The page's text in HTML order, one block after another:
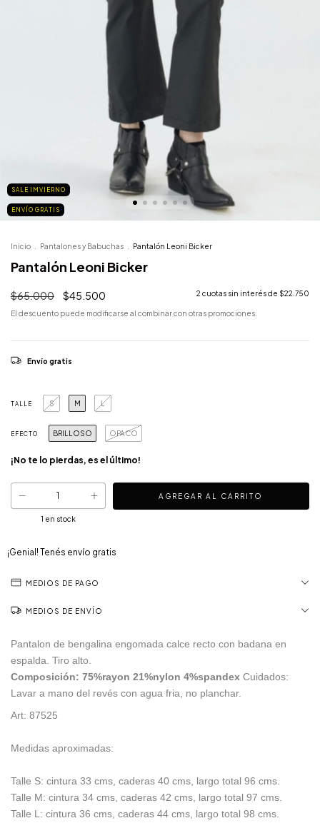
SALE IMVIERNO
ENVÍO GRATIS
Inicio Pantalones y Babuchas Pantalón Leoni Bicker
Pantalón Leoni Bicker
$65.000 $45.500 2 cuotas sin interés de $22.750
El descuento puede modificarse al combinar con otras promociones.
Envío gratis
TALLE S M L
EFECTO BRILLOSO OPACO
¡No te lo pierdas, es el último!
1 en stock
¡Genial! Tenés envío gratis
MEDIOS DE PAGO
MEDIOS DE ENVÍO
Pantalon de bengalina engomada calce recto con badana en
espalda. Tiro alto.
Composición: 75%rayon 21%nylon 4%spandex Cuidados:
Lavar a mano del revés con agua fria, no planchar.
Art: 87525
Medidas aproximadas:
Talle S: cintura 33 cms, caderas 40 cms, largo total 96 cms.
Talle M: cintura 34 cms, caderas 42 cms, largo total 97 cms.
Talle L: cintura 36 cms, caderas 44 cms, largo total 98 cms.